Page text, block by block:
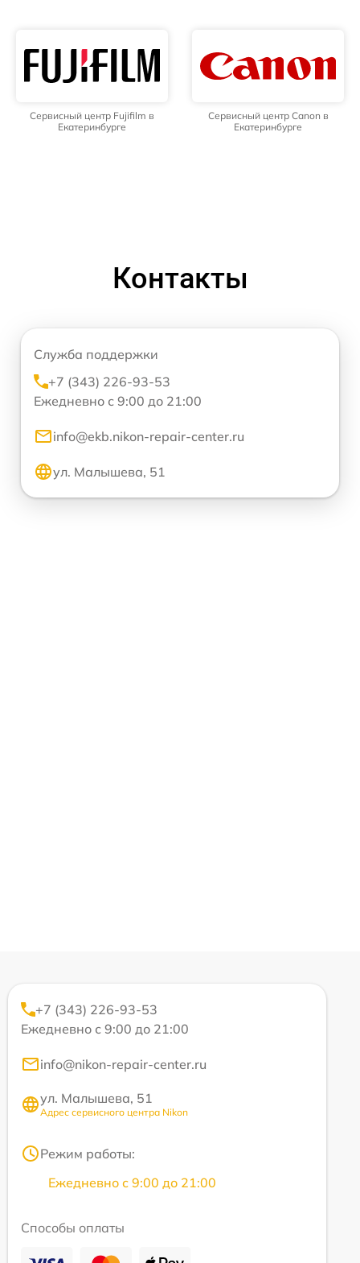
Сервисный центр Fujifilm в
Екатеринбурге
Сервисный центр Canon в
Екатеринбурге
Контакты
Служба поддержки
+7 (343) 226-93-53
Ежедневно с 9:00 до 21:00
info@ekb.nikon-repair-center.ru
ул. Малышева, 51
+7 (343) 226-93-53
Ежедневно с 9:00 до 21:00
info@nikon-repair-center.ru
ул. Малышева, 51
Адрес сервисного центра Nikon
Режим работы:
Ежедневно с 9:00 до 21:00
Способы оплаты